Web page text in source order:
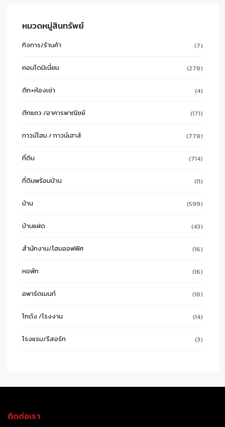
หมวดหมู่สินทรัพย์
กิจการ/ร้านค้า (7)
คอนโดมิเนี่ยม (278)
ตึก+ห้องเช่า (4)
ตึกแถว /อาคารพาณิชย์ (171)
ทาวน์โฮม / ทาวน์เฮาส์ (778)
ที่ดิน (714)
ที่ดินพร้อมบ้าน (11)
บ้าน (599)
บ้านแฝด (43)
สำนักงาน/โฮมออฟฟิศ (16)
หอพัก (16)
อพาร์ตเมนท์ (18)
โกดัง /โรงงาน (14)
โรงแรม/รีสอร์ท (3)
ติดต่อเรา